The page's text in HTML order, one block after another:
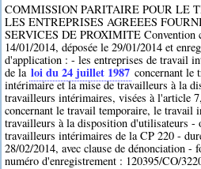
COMMISSION PARITAIRE POUR LE
LES ENTREPRISES AGREEES
SERVICES DE PROXIMITE Convention
14/01/2014, déposée le 29/01/2014 et
d'application : - les entreprises de travail
de la loi du 24 juillet 1987 concernant le
intérimaire et la mise de travailleurs à la
travailleurs intérimaires, visées à l'article
concernant le travail temporaire, le travail
travailleurs à la disposition d'utilisateurs -
travailleurs intérimaires de la CP 220 -
28/02/2014, avec clause de dénonciation -
numéro d'enregistrement : 120395/CO/